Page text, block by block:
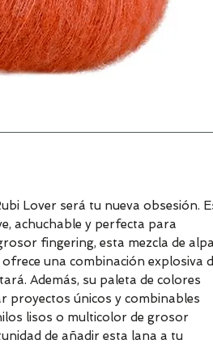
Lover será tu nueva obsesión.
achuchable y perfecta para
fingering, esta mezcla de
una combinación explosiva
Además, su paleta de colores
proyectos únicos y combinables
lisos o multicolor de grosor
de añadir esta lana a tu